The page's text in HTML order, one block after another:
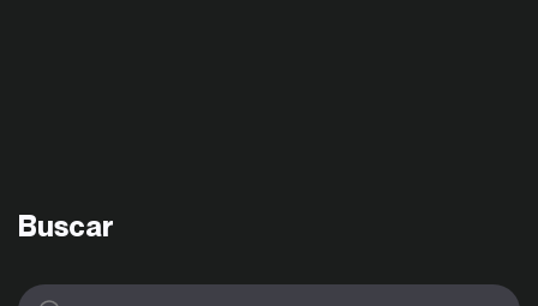
Buscar